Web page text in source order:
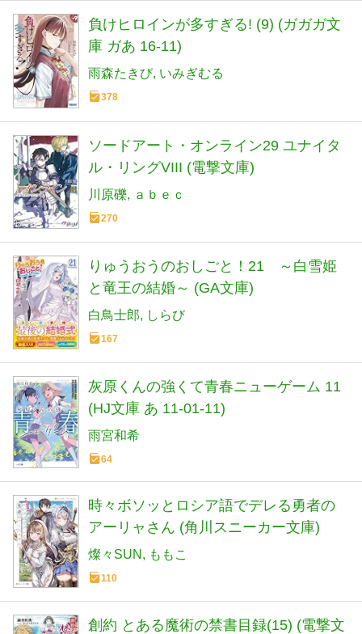
負けヒロインが多すぎる! (9) (ガガガ文
庫 ガあ 16-11)
雨森たきび いみぎむる
378
ソードアート・オンライン29 ユナイタ
ル・リングVIII (電撃文庫)
川原礫 ａｂｅｃ
270
りゅうおうのおしごと！21 ～白雪姫
と竜王の結婚～ (GA文庫)
白鳥士郎 しらび
167
灰原くんの強くて青春ニューゲーム 11
(HJ文庫 あ 11-01-11)
雨宮和希
64
時々ボソッとロシア語でデレる勇者の
アーリャさん (角川スニーカー文庫)
燦々SUN ももこ
110
創約 とある魔術の禁書目録(15) (電撃文